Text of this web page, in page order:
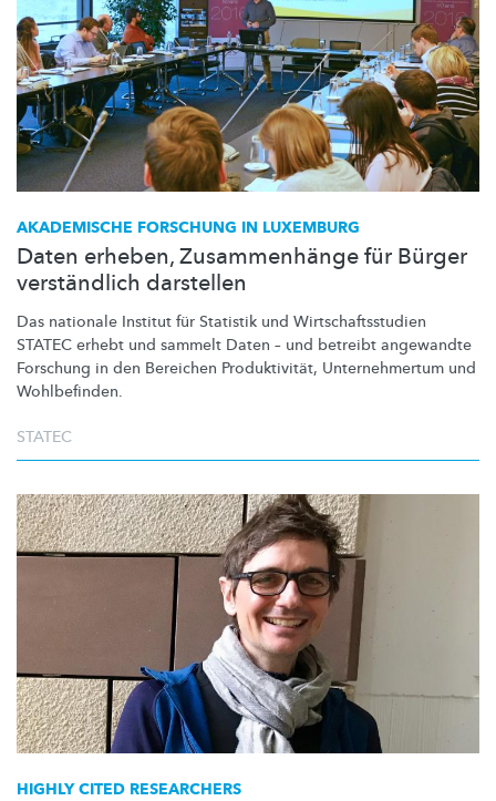
AKADEMISCHE FORSCHUNG IN LUXEMBURG
Daten erheben, Zusammenhänge für Bürger
verständlich darstellen
Das nationale Institut für Statistik und Wirtschaftsstudien
STATEC erhebt und sammelt Daten – und betreibt angewandte
Forschung in den Bereichen Produktivität, Unternehmertum und
Wohlbefinden.
STATEC
HIGHLY CITED RESEARCHERS